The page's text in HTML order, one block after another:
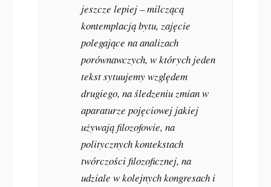
jeszcze lepiej – milczącą
kontemplacją bytu, zajęcie
polegające na analizach
porównawczych, w których jeden
tekst sytuujemy względem
drugiego, na śledzeniu zmian w
aparaturze pojęciowej jakiej
używają filozofowie, na
politycznych kontekstach
twórczości filozoficznej, na
udziale w kolejnych kongresach i